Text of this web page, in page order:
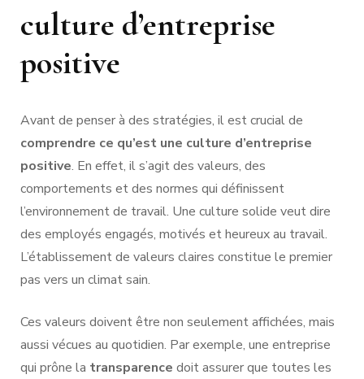
culture d’entreprise
positive
Avant de penser à des stratégies, il est crucial de
comprendre ce qu’est une culture d’entreprise
positive. En effet, il s’agit des valeurs, des
comportements et des normes qui définissent
l’environnement de travail. Une culture solide veut dire
des employés engagés, motivés et heureux au travail.
L’établissement de valeurs claires constitue le premier
pas vers un climat sain.
Ces valeurs doivent être non seulement affichées, mais
aussi vécues au quotidien. Par exemple, une entreprise
qui prône la transparence doit assurer que toutes les